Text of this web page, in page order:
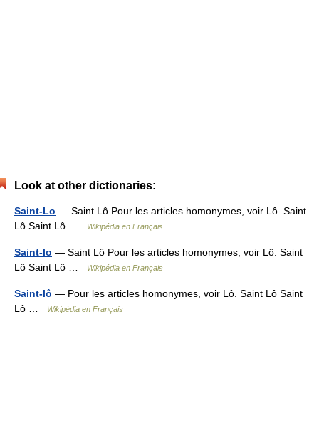
Look at other dictionaries:
Saint-Lo — Saint Lô Pour les articles homonymes, voir Lô. Saint
Lô Saint Lô …
Wikipédia en Français
Saint-lo — Saint Lô Pour les articles homonymes, voir Lô. Saint
Lô Saint Lô …
Wikipédia en Français
Saint-lô — Pour les articles homonymes, voir Lô. Saint Lô Saint
Lô …
Wikipédia en Français